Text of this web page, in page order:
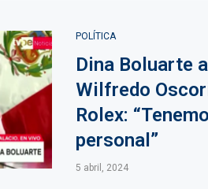
POLÍTICA
Dina Boluarte
Wilfredo
Rolex:
personal”
5 abril, 2024